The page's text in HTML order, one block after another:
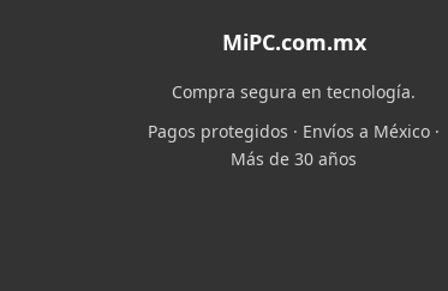
MiPC.com.mx
Compra segura en tecnología.
Pagos protegidos · Envíos a México ·
Más de 30 años